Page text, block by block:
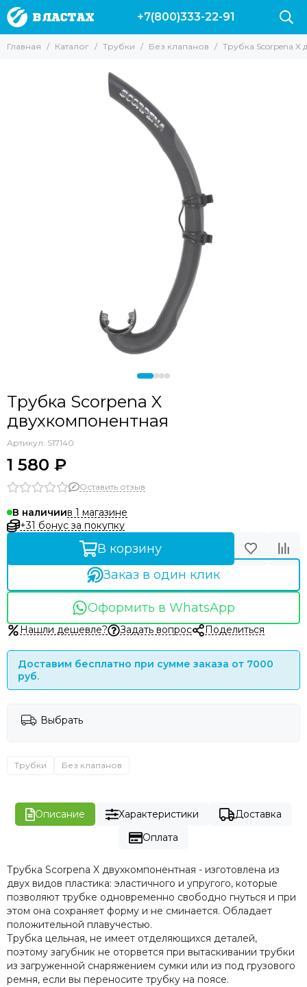
Трубки
Для подводной охоты
+7(800)333-22-91
Главная Каталог Трубки Без клапанов Трубка Scorpena X
Трубка Scorpena X
двухкомпонентная
Артикул: S17140
1 580 ₽
Оставить отзыв
В наличиив 1 магазине
+31 бонус за покупку
В корзину
Заказ в один клик
Оформить в WhatsApp
Нашли дешевле? Задать вопрос Поделиться
Доставим бесплатно при сумме заказа от 7000
руб.
Выбрать
Трубки Без клапанов
Описание Характеристики
Доставка
Оплата
Трубка Scorpena X двухкомпонентная - изготовлена из
двух видов пластика: эластичного и упругого, которые
позволяют трубке одновременно свободно гнуться и при
этом она сохраняет форму и не сминается. Обладает
положительной плавучестью.
Трубка цельная, не имеет отделяющихся деталей,
поэтому загубник не оторвется при вытаскивании трубки
из загруженной снаряжением сумки или из под грузового
ремня, если вы переносите трубку на поясе.